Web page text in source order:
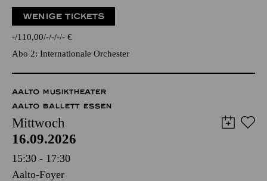
WENIGE TICKETS
- 110,00 - - - - €
Abo 2: Internationale Orchester
AALTO MUSIKTHEATER
AALTO BALLETT ESSEN
Mittwoch
16.09.2026
15:30 - 17:30
Aalto-Foyer